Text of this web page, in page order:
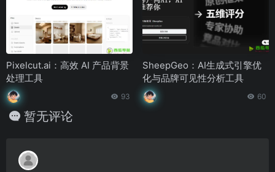
Pixelcut.ai：高效 AI 产品背景
处理工具
93
SheepGeo：AI生成式引擎优
化与品牌可见性分析工具
60
暂无评论